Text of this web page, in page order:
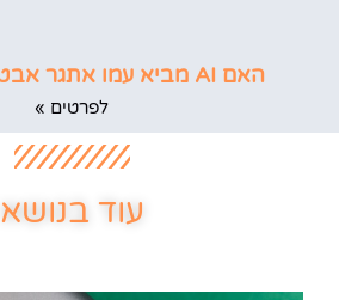
האם AI מביא עמו אתגר אבטחה לעסקים?
לפרטים »
עוד בנושא